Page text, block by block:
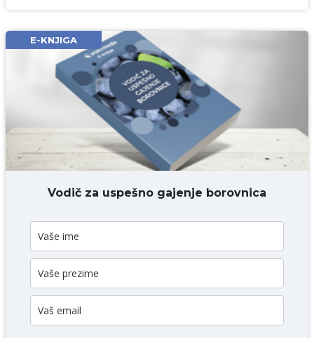
Email* obavezno
Komentar* obavezno
DODAJ KOMENTAR
E-KNJIGA
Vodič za uspešno gajenje borovnica